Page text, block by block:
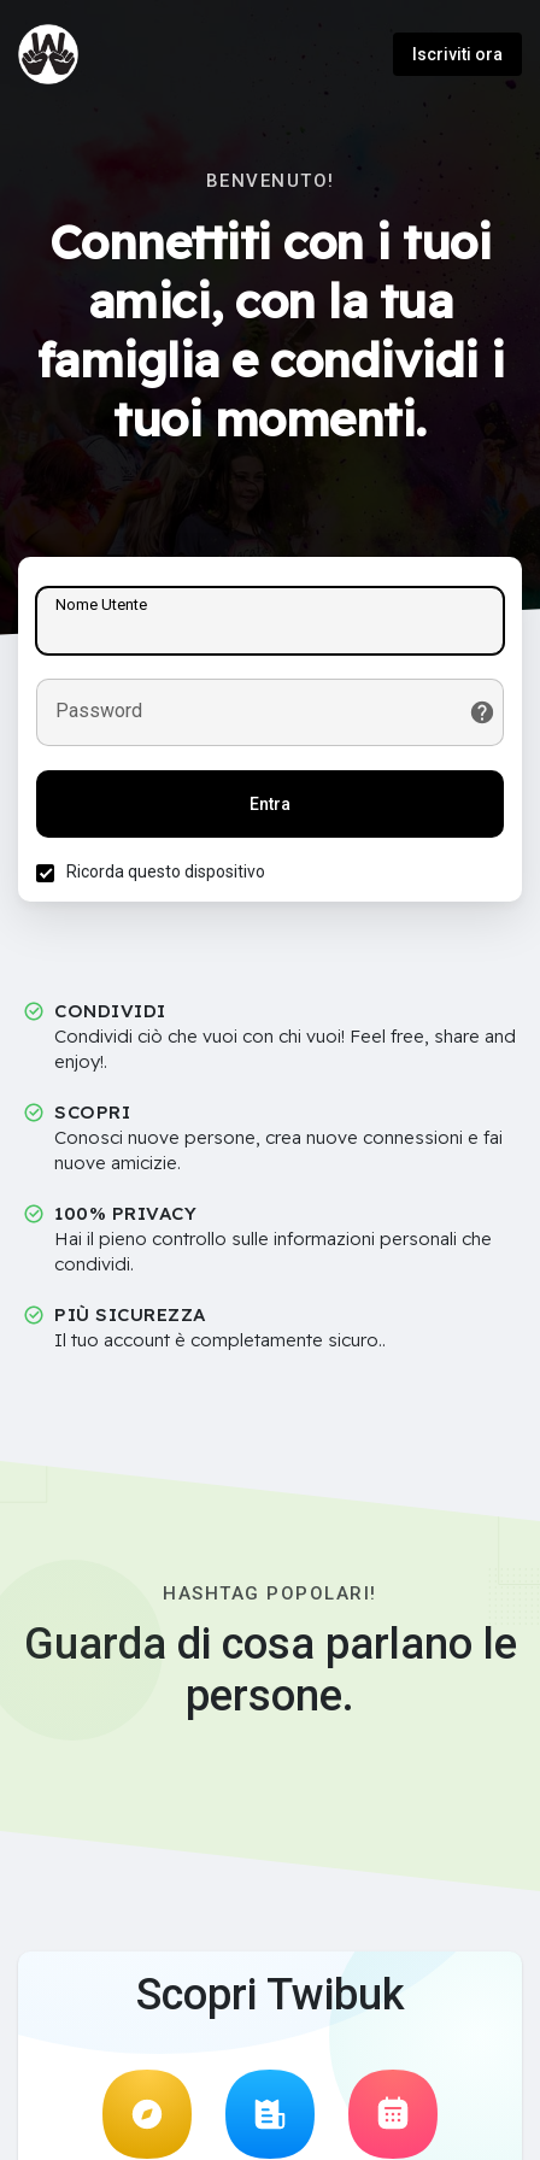
Iscriviti ora
BENVENUTO!
Connettiti con i tuoi
amici, con la tua
famiglia e condividi i
tuoi momenti.
Nome Utente
Password
Entra
Ricorda questo dispositivo
CONDIVIDI
Condividi ciò che vuoi con chi vuoi! Feel free, share and
enjoy!.
SCOPRI
Conosci nuove persone, crea nuove connessioni e fai
nuove amicizie.
100% PRIVACY
Hai il pieno controllo sulle informazioni personali che
condividi.
PIÙ SICUREZZA
Il tuo account è completamente sicuro..
HASHTAG POPOLARI!
Guarda di cosa parlano le
persone.
Scopri Twibuk